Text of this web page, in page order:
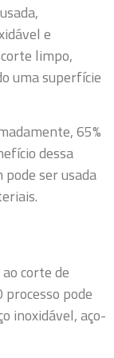
e
limpo,
uma superfície
65%
dessa
ser usada
corte de
processo pode
inoxidável, aço-